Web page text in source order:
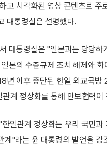
고 시각화된 영상 콘텐츠로 주
대통령실은 설명했다.
대통령실은 "일본과는 당당
본의 수출규제 조치 해제와
년 이후 중단된 한일 외교국
관계 정상화를 통해 안보협력이
일관계 정상화는 우리 국민
계"라는 윤 대통령의 발언을